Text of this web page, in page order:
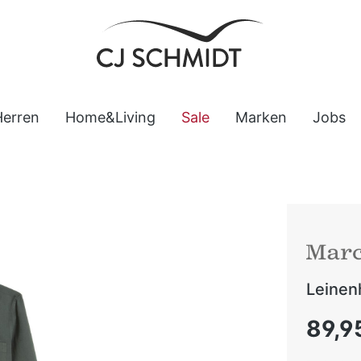
Home&Living Sale Marken Jobs